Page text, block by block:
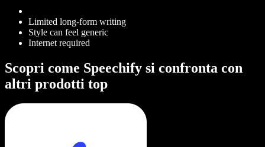
Limited long-form writing
Style can feel generic
Internet required
Scopri come Speechify si confronta con
altri prodotti top